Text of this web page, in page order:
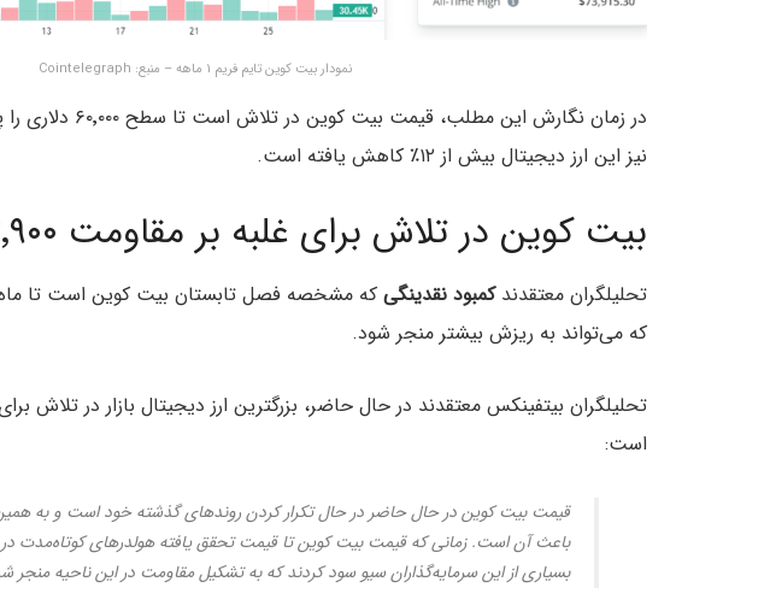
نمودار بیت کوین تایم فریم ۱ ماهه – منبع: Cointelegraph
نیز این ارز دیجیتال بیش از ۱۲٪ کاهش یافته است.
بیت کوین در تلاش برای غلبه بر مقاومت ۶۳٬۹۰۰ دلاری است
تحلیلگران معتقدند کمبود نقدینگی که مشخصه فصل تابستان بیت کوین است تا ماه
که می‌تواند به ریزش بیشتر منجر شود.
تحلیلگران بیتفینکس معتقدند در حال حاضر، بزرگترین ارز دیجیتال بازار در تلاش
است:
قیمت بیت کوین در حال حاضر در حال تکرار کردن روندهای گذشته خود است و به
بسیاری از این سرمایه‌گذاران سیو سود کردند که به تشکیل مقاومت در این ناحیه